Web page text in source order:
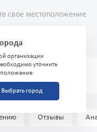
свое местоположение
организации
уточнить
Выбрать город
Club" №120
Отзывы